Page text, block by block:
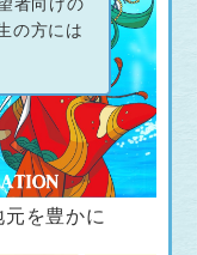
者向けの
の方には
を豊かに